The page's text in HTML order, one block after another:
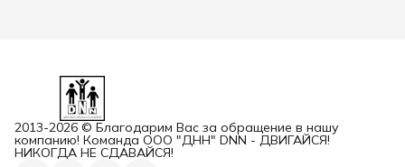
2013-2026 © Благодарим Вас за обращение в нашу
компанию! Команда ООО "ДНН" DNN - ДВИГАЙСЯ!
НИКОГДА НЕ СДАВАЙСЯ!